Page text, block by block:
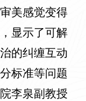
美感觉变得
显示了可解
的纠缠互动
标准等问题
李泉副教授